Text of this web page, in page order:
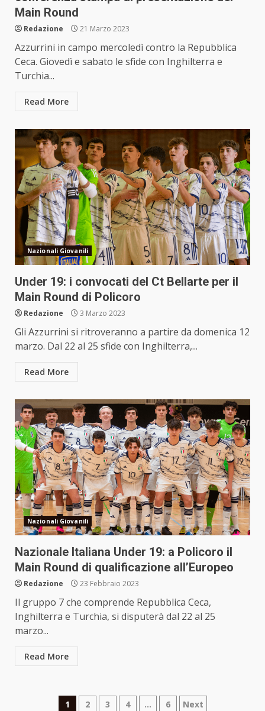
Main Round
Redazione 21 Marzo 2023
Azzurrini in campo mercoledì contro la Repubblica
Ceca. Giovedì e sabato le sfide con Inghilterra e
Turchia...
Read More
Nazionali Giovanili
Under 19: i convocati del Ct Bellarte per il
Main Round di Policoro
Redazione 3 Marzo 2023
Gli Azzurrini si ritroveranno a partire da domenica 12
marzo. Dal 22 al 25 sfide con Inghilterra,...
Read More
Nazionali Giovanili
Nazionale Italiana Under 19: a Policoro il
Main Round di qualificazione all’Europeo
Redazione 23 Febbraio 2023
Il gruppo 7 che comprende Repubblica Ceca,
Inghilterra e Turchia, si disputerà dal 22 al 25
marzo...
Read More
Paginazione
1 2 3 4 … 6 Next